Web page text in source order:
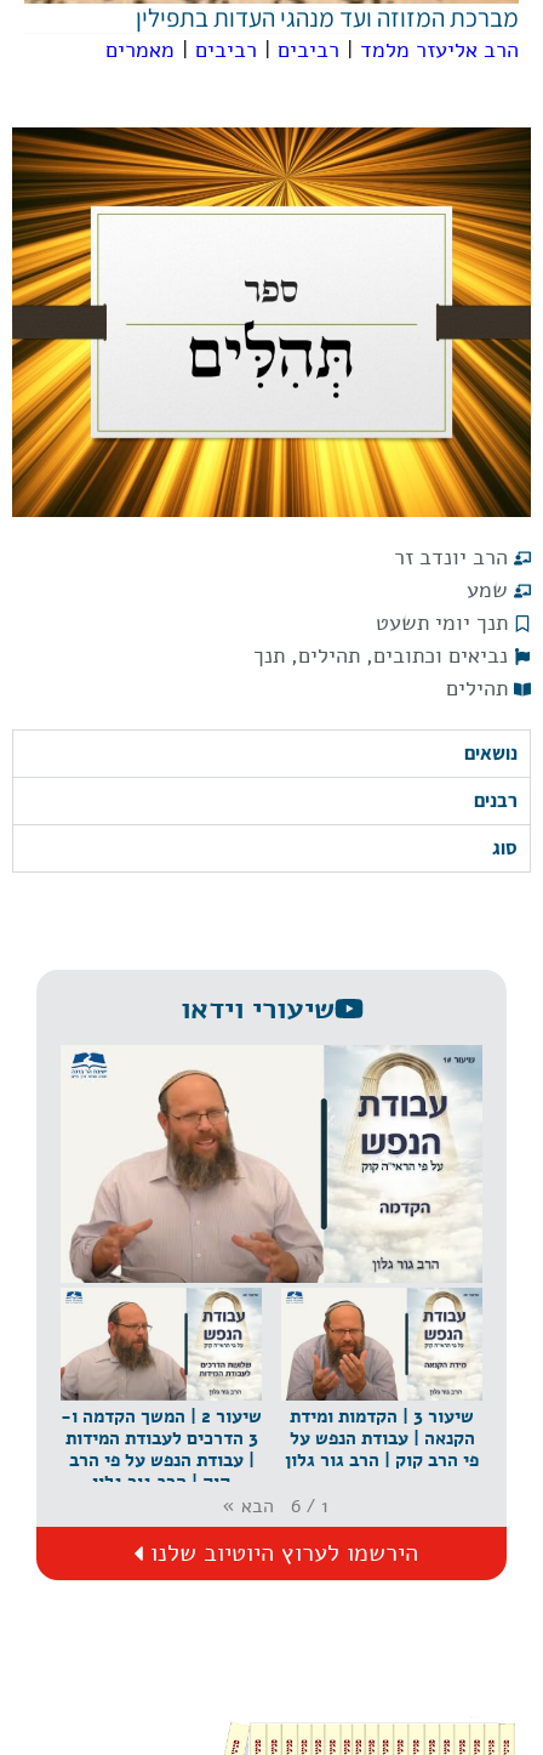
נושאים
רבנים
סוג
שיעורי וידאו
שיעור 1 | הקדמה | עבודת הנפש על פי הרב קוק | הרב
גור גלון
שיעור 2 | המשך הקדמה ו-
3 הדרכים לעבודת המידות
| עבודת הנפש על פי הרב
קוק | הרב גור גלון
שיעור 3 | הקדמות ומידת
הקנאה | עבודת הנפש על
פי הרב קוק | הרב גור גלון
1
/
6 הבא »
הירשמו לערוץ היוטיוב שלנו
הרב יונדב זר
שמע
תנך יומי תשעט
נביאים וכתובים, תהילים, תנך
תהילים
מברכת המזוזה ועד מנהגי העדות בתפילין
הרב אליעזר מלמד | רביבים | רביבים | מאמרים